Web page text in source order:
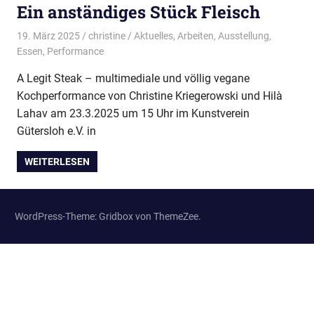
Ein anständiges Stück Fleisch
19. März 2025 christine Aktuelles, Arbeiten, Ausstellung,
Essen, Performance
A Legit Steak – multimediale und völlig vegane
Kochperformance von Christine Kriegerowski und Hilà
Lahav am 23.3.2025 um 15 Uhr im Kunstverein
Gütersloh e.V. in
WEITERLESEN
WordPress-Theme: Gridbox von ThemeZee.